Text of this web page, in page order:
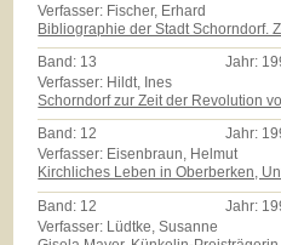
Verfasser: Fischer, Erhard
Bibliographie der Stadt Schorndorf.
Band: 13 Jahr:
Verfasser: Hildt, Ines
Schorndorf zur Zeit der Revolution
Band: 12 Jahr:
Verfasser: Eisenbraun, Helmut
Kirchliches Leben in Oberberken,
Band: 12 Jahr:
Verfasser: Lüdtke, Susanne